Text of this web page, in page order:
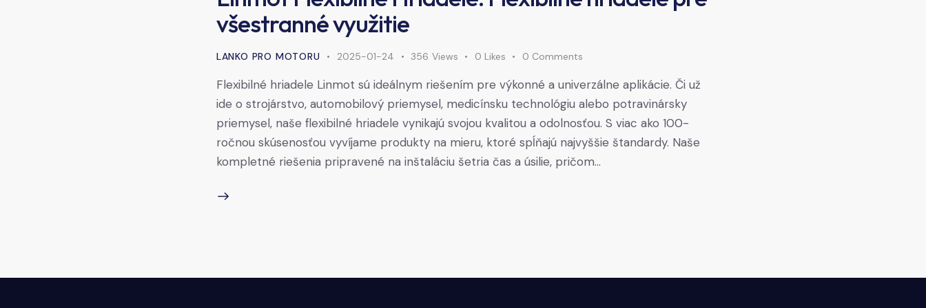
všestranné využitie
LANKO PRO MOTORU 2025-01-24 356 Views 0 Likes 0 Comments
Flexibilné hriadele Linmot sú ideálnym riešením pre výkonné a univerzálne aplikácie. Či už
ide o strojárstvo, automobilový priemysel, medicínsku technológiu alebo potravinársky
priemysel, naše flexibilné hriadele vynikajú svojou kvalitou a odolnosťou. S viac ako 100-
ročnou skúsenosťou vyvíjame produkty na mieru, ktoré spĺňajú najvyššie štandardy. Naše
kompletné riešenia pripravené na inštaláciu šetria čas a úsilie, pričom…